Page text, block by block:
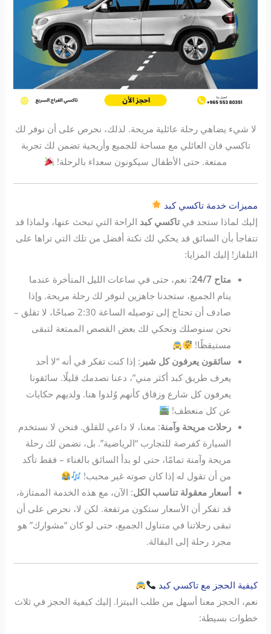
لا شيء يضاهي رحلة عائلية مريحة. لذلك، نحرص على أن نوفر لك
تاكسي فان العائلي مع مساحة للجميع وأريحية تضمن لك تجربة
ممتعة. حتى الأطفال سيكونون سعداء بالرحلة!
مميزات خدمة تاكسي كبد
إليك لماذا ستجد فيتاكسي كبد الراحة التي تبحث عنها، ولماذا قد
تتفاجأ بأن السائق قد يحكي لك نكتة أفضل من تلك التي تراها على
التلفاز! إليك المزايا:
متاح 24/7
: نعم، حتى في ساعات الليل المتأخرة عندما
ينام الجميع، ستجدنا جاهزين لنوفر لك رحلة مريحة. وإذا
صادف أن تحتاج إلى توصيله الساعة 2:30 صباحًا، لا تقلق –
نحن سنوصلك ونحكي لك بعض القصص الممتعة لتبقى
مستيقظًا!
سائقون يعرفون كل شبر : إذا كنت تفكر في أنه “لا أحد
يعرف طريق كبد أكثر مني”، دعنا نصدمك قليلًا. سائقونا
يعرفون كل شارع وزقاق كأنهم وُلدوا هنا. ولديهم حكايات
عن كل منعطف!
رحلات مريحة وآمنة: معنا، لا داعي للقلق. فنحن لا نستخدم
السيارة كفرصة للتجارب “الرياضية”. بل، نضمن لك رحلة
مريحة وآمنة تمامًا، حتى لو بدأ السائق بالغناء – فقط تأكد
من أن تقول له إذا كان صوته غير محبب!
أسعار معقولة تناسب الكل: الآن، مع هذه الخدمة الممتازة،
قد تفكر أن الأسعار ستكون مرتفعة. لكن لا، نحرص على أن
تبقى رحلاتنا في متناول الجميع، حتى لو كان “مشوارك” هو
مجرد رحلة إلى البقالة.
كيفية الحجز مع تاكسي كبد
نعم، الحجز معنا أسهل من طلب البيتزا. إليك كيفية الحجز في ثلاث
خطوات بسيطة: